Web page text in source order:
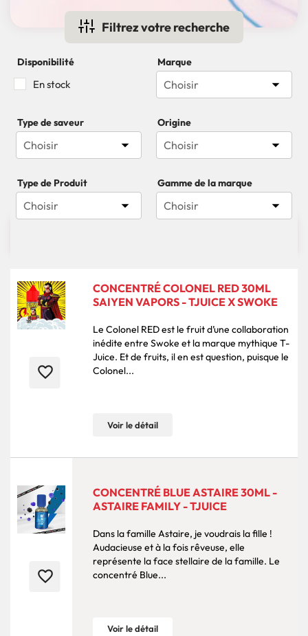
Filtrez votre recherche
Disponibilité
En stock
Marque
Choisir 
Type de saveur
Choisir 
Origine
Choisir 
Type de Produit
Choisir 
Gamme de la marque
Choisir 
favorite_border
CONCENTRÉ COLONEL RED 30ML
SAIYEN VAPORS - TJUICE X SWOKE
Le Colonel RED est le fruit d’une collaboration
inédite entre Swoke et la marque mythique T-
Juice. Et de fruits, il en est question, puisque le
Colonel...
Voir le détail
favorite_border
CONCENTRÉ BLUE ASTAIRE 30ML -
ASTAIRE FAMILY - TJUICE
Dans la famille Astaire, je voudrais la fille !
Audacieuse et à la fois rêveuse, elle
représente la face stellaire de la famille. Le
concentré Blue...
Voir le détail